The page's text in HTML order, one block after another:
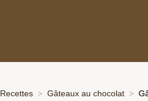
Recettes Gâteaux au chocolat